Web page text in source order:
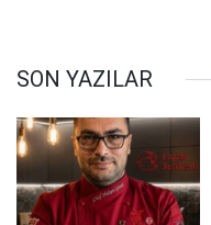
SON YAZILAR